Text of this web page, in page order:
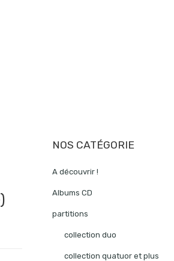
NOS CATÉGORIE
A découvrir !
Albums CD
partitions
collection duo
collection quatuor et plus